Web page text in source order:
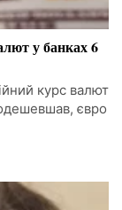
у банках 6
курс валют
євро